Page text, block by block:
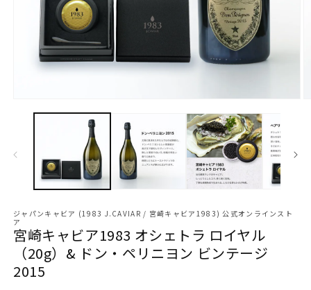
で
ア
(1)
を
ジャパンキャビア (1983 J.CAVIAR / 宮崎キャビア1983) 公式オンラインスト
ア
宮崎キャビア1983 オシェトラ ロイヤル
（20g）& ドン・ペリニヨン ビンテージ
2015